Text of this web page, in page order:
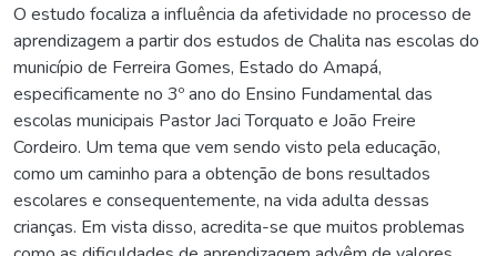
O estudo focaliza a influência da afetividade no processo de
aprendizagem a partir dos estudos de Chalita nas escolas do
município de Ferreira Gomes, Estado do Amapá,
especificamente no 3º ano do Ensino Fundamental das
escolas municipais Pastor Jaci Torquato e João Freire
Cordeiro. Um tema que vem sendo visto pela educação,
como um caminho para a obtenção de bons resultados
escolares e consequentemente, na vida adulta dessas
crianças. Em vista disso, acredita-se que muitos problemas